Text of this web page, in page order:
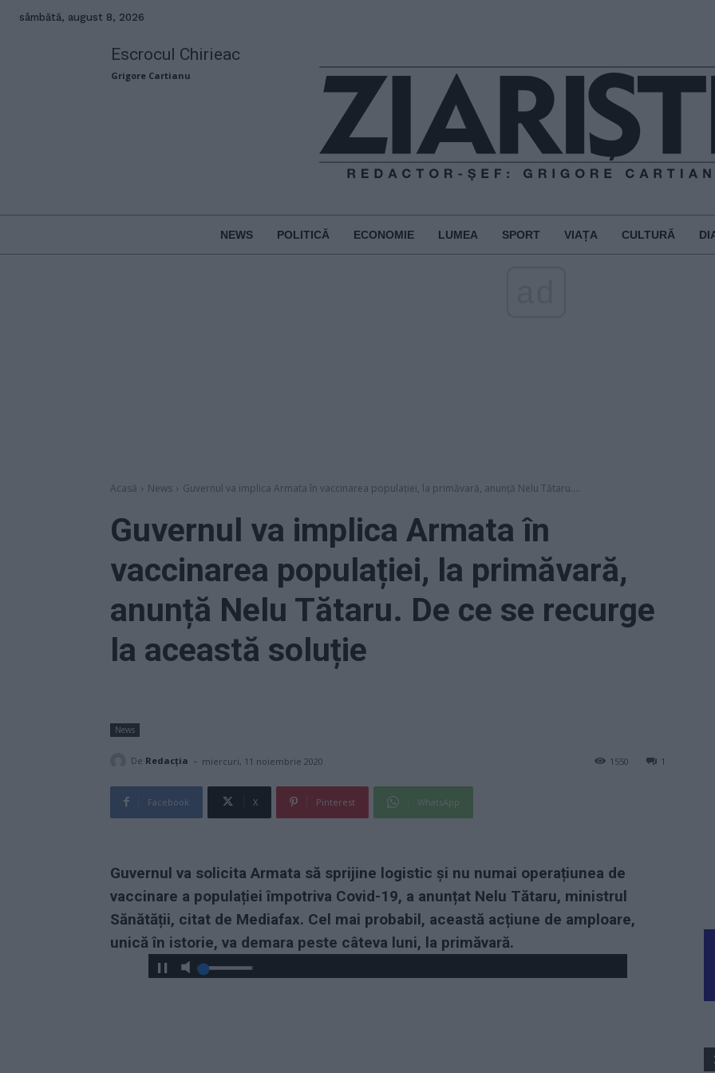
sâmbătă, august 8, 2026
Escrocul Chirieac
Grigore Cartianu
NEWS POLITICĂ ECONOMIE LUMEA SPORT VIAȚA CULTURĂ
Acasă News Guvernul va implica Armata în vaccinarea populației, la primăvară, anunță Nelu Tătaru....
Guvernul va implica Armata în
vaccinarea populației, la primăvară,
anunță Nelu Tătaru. De ce se recurge
la această soluție
News
De Redacţia - miercuri, 11 noiembrie 2020 1
1550
Facebook X Pinterest WhatsApp
Guvernul va solicita Armata să sprijine logistic și nu numai operațiunea de
vaccinare a populației împotriva Covid-19, a anunțat Nelu Tătaru, ministrul
Sănătății, citat de Mediafax. Cel mai probabil, această acțiune de amploare,
unică în istorie, va demara peste câteva luni, la primăvară.